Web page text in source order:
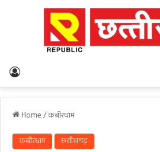
Home/कबीरधाम
कबीरधाम छत्तीसगढ़